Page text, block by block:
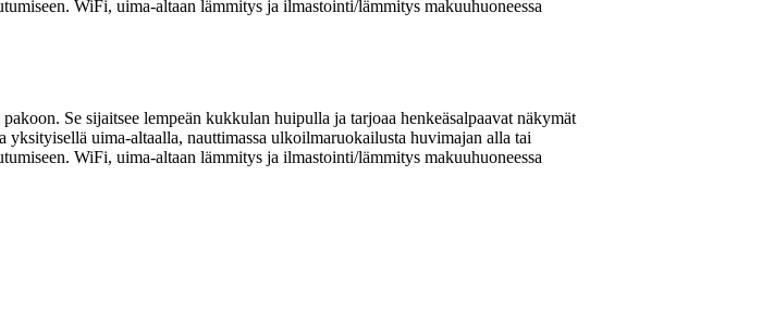
WiFi, uima-altaan lämmitys ja ilmastointi/lämmitys makuuhuoneessa
Se sijaitsee lempeän kukkulan huipulla ja tarjoaa henkeäsalpaavat näkymät
uima-altaalla, nauttimassa ulkoilmaruokailusta huvimajan alla tai
WiFi, uima-altaan lämmitys ja ilmastointi/lämmitys makuuhuoneessa